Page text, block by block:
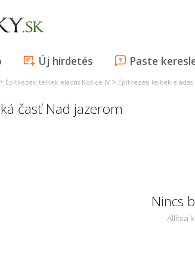
Új hirdetés Paste
Építkezési telkek eladás Košice IV > Építkezési telkek eladás
časť Nad jazerom
Nincs
Állítsa